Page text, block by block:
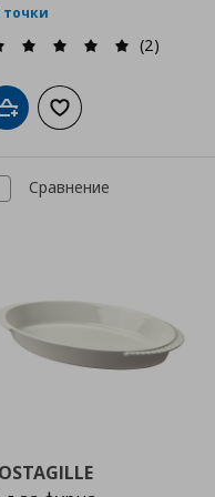
точки
(2)
Добави в кошницата
Добави към
Сравнение